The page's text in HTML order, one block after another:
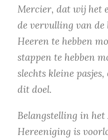
Mercier, dat wij het
de vervulling van de
Heeren te hebben
stappen te hebben
slechts kleine
dit doel.
Belangstelling in
Hereeniging is